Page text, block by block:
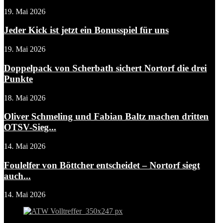
19. Mai 2026
Jeder Kick ist jetzt ein Bonusspiel für uns
19. Mai 2026
Doppelpack von Scherbath sichert Nortorf die drei
Punkte
18. Mai 2026
Oliver Schmeling und Fabian Baltz machen dritten
OTSV-Sieg...
14. Mai 2026
Foulelfer von Böttcher entscheidet – Nortorf siegt
auch...
14. Mai 2026